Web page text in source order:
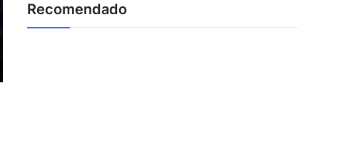
Recomendado